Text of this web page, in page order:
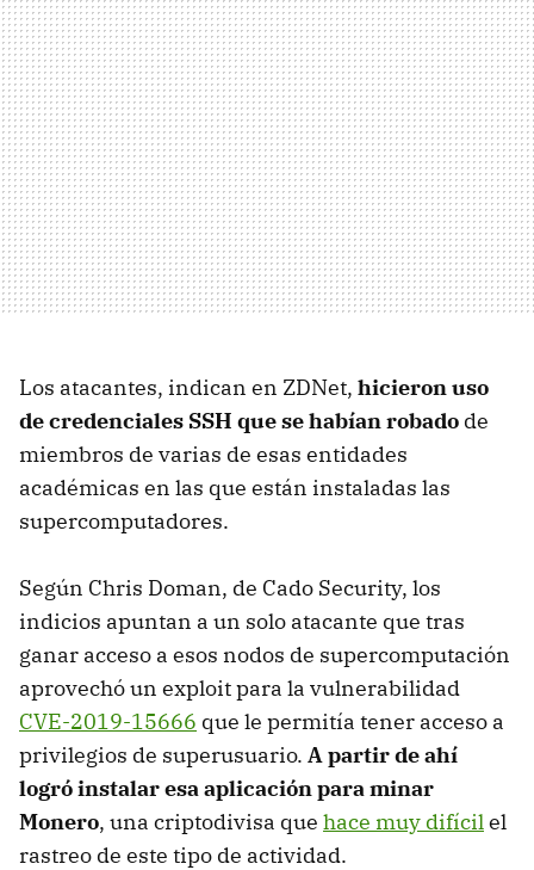
Los atacantes, indican en ZDNet, hicieron uso
de credenciales SSH que se habían robado de
miembros de varias de esas entidades
académicas en las que están instaladas las
supercomputadores.
Según Chris Doman, de Cado Security, los
indicios apuntan a un solo atacante que tras
ganar acceso a esos nodos de supercomputación
aprovechó un exploit para la vulnerabilidad
CVE-2019-15666 que le permitía tener acceso a
privilegios de superusuario. A partir de ahí
logró instalar esa aplicación para minar
Monero, una criptodivisa que hace muy difícilel
rastreo de este tipo de actividad.